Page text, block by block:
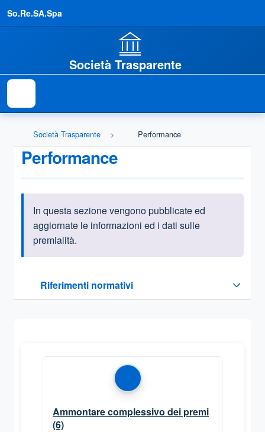
So.Re.SA.Spa
Società Trasparente
Società Trasparente Performance
Performance
Informazioni introduttive
In questa sezione vengono pubblicate ed
aggiornate le informazioni ed i dati sulle
premialità.
Riferimenti normativi
Sezione compressa
Ammontare complessivo dei premi
(6)